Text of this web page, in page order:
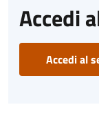
Accedi
Accedi al